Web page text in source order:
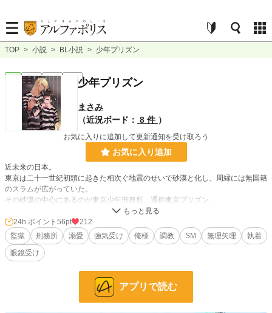
TOP > 小説 > BL小説 > 少年プリズン
完結 長編 少年プリズン
まさみ
（近況ボード： 8 件 ）
お気に入りに追加して更新通知を受け取ろう
お気に入り追加
近未来の日本。
東京は二十一世紀初頭に起きた相次ぐ地震のせいで砂漠と化し、周縁には無国籍
のスラムが広がっていた。
その砂漠の中心にあるのが東京少年刑務所、通称東京プリズン。
少年犯罪の増加に頭を痛めた政府が半世紀前に設立した、入ったら二度と出られ
ないと言われる悪名高い刑務所。
それぞれの理由を抱えて劣悪な刑務所に送りこまれた少年たちの群像劇。
（ＳＦ／バイオレンス／アクション／ＢＬ１８禁）
表紙：あさを（@asawo0）様
24h.ポイント 56pt
212
監獄
刑務所 溺愛 強気受け 俺様 調教 SM 無理矢理
執着
眼鏡受け
アプリで読む